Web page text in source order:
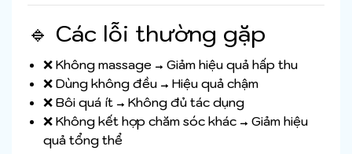
🔹 Các lỗi thường gặp
❌ Không massage → Giảm hiệu quả hấp thu
❌ Dùng không đều → Hiệu quả chậm
❌ Bôi quá ít → Không đủ tác dụng
❌ Không kết hợp chăm sóc khác → Giảm hiệu
quả tổng thể